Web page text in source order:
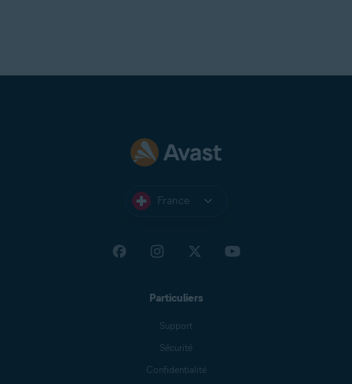
France
Particuliers
Support
Sécurité
Confidentialité